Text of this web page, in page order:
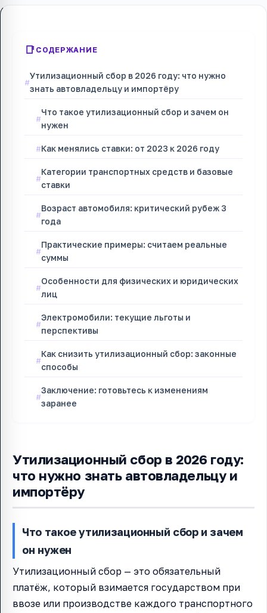
СОДЕРЖАНИЕ
Утилизационный сбор в 2026 году: что нужно
знать автовладельцу и импортёру
Что такое утилизационный сбор и зачем он
нужен
Как менялись ставки: от 2023 к 2026 году
Категории транспортных средств и базовые
ставки
Возраст автомобиля: критический рубеж 3
года
Практические примеры: считаем реальные
суммы
Особенности для физических и юридических
лиц
Электромобили: текущие льготы и
перспективы
Как снизить утилизационный сбор: законные
способы
Заключение: готовьтесь к изменениям
заранее
Утилизационный сбор в 2026 году:
что нужно знать автовладельцу и
импортёру
Что такое утилизационный сбор и зачем
он нужен
Утилизационный сбор — это обязательный
платёж, который взимается государством при
ввозе или производстве каждого транспортного